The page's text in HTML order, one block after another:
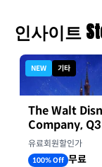
인사이트
NEW 기타
The Walt
Company,
실적자료
유료회원할인가
100% Off 무료